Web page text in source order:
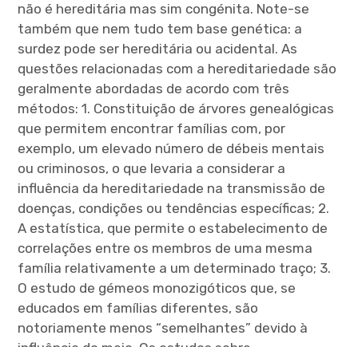
não é hereditária mas sim congénita. Note-se
também que nem tudo tem base genética: a
surdez pode ser hereditária ou acidental. As
questões relacionadas com a hereditariedade são
geralmente abordadas de acordo com três
métodos: 1. Constituição de árvores genealógicas
que permitem encontrar famílias com, por
exemplo, um elevado número de débeis mentais
ou criminosos, o que levaria a considerar a
influência da hereditariedade na transmissão de
doenças, condições ou tendências específicas; 2.
A estatística, que permite o estabelecimento de
correlações entre os membros de uma mesma
família relativamente a um determinado traço; 3.
O estudo de gémeos monozigóticos que, se
educados em famílias diferentes, são
notoriamente menos “semelhantes” devido à